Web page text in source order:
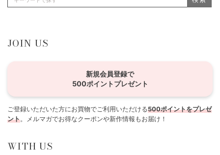
JOIN US
新規会員登録で
500ポイントプレゼント
ご登録いただいた方にお買物でご利用いただける500ポイントをプレゼ
ント。メルマガでお得なクーポンや新作情報もお届け！
WITH US